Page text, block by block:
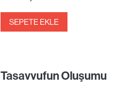
SEPETE EKLE
Tasavvufun Oluşumu